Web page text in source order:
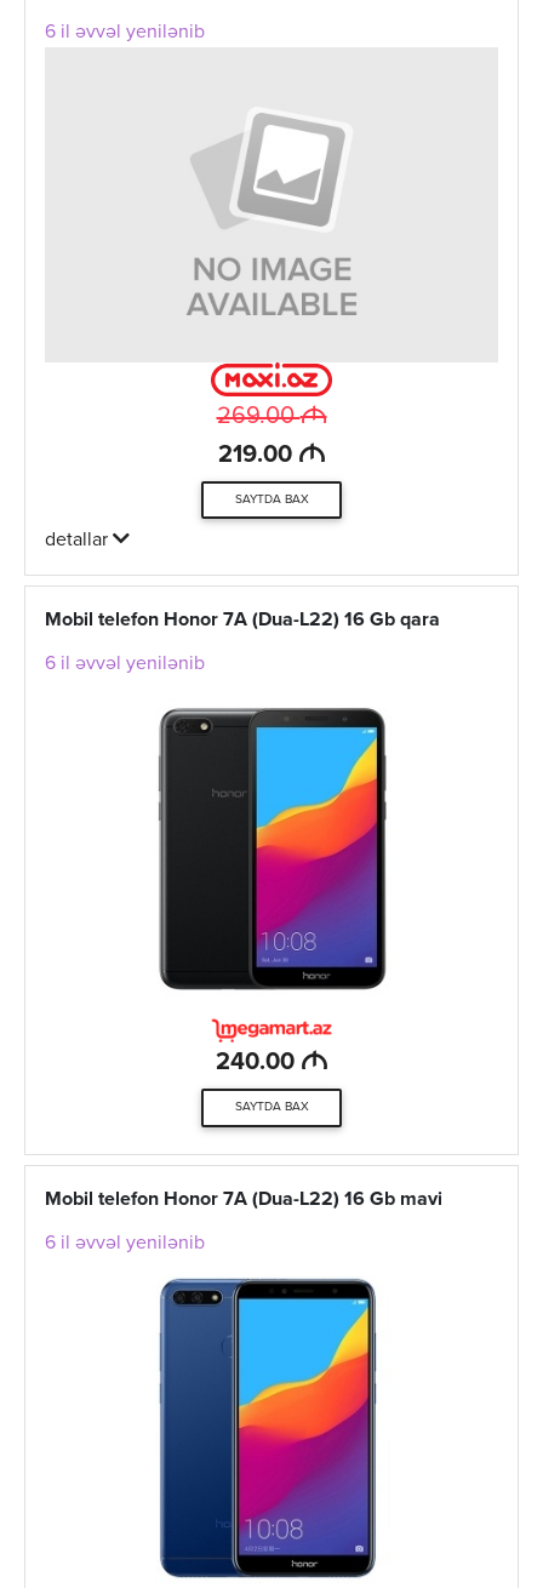
6 il əvvəl yenilənib
269.00M
219.00 M
SAYTDA BAX
detallar
Mobil telefon Honor 7A (Dua-L22) 16 Gb qara
6 il əvvəl yenilənib
240.00 M
SAYTDA BAX
Mobil telefon Honor 7A (Dua-L22) 16 Gb mavi
6 il əvvəl yenilənib